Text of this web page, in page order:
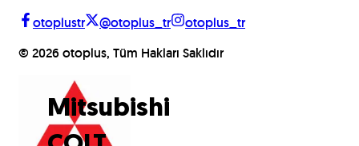
otoplustr
@otoplus_tr
otoplus_tr
© 2026 otoplus, Tüm Hakları Saklıdır
Mitsubishi